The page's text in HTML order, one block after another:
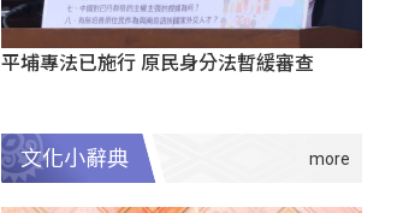
平埔專法已施行 原民身分法暫緩審查
文化小辭典